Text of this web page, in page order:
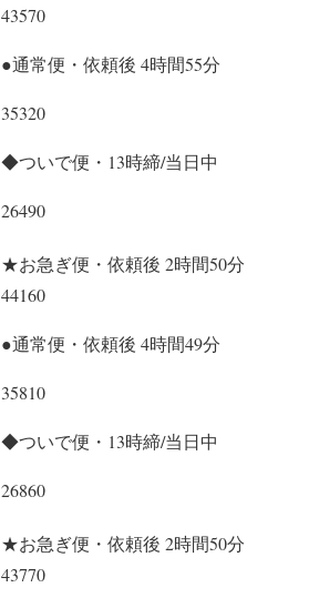
43570
●通常便・依頼後 4時間55分
35320
◆ついで便・13時締/当日中
26490
★お急ぎ便・依頼後 2時間50分
44160
●通常便・依頼後 4時間49分
35810
◆ついで便・13時締/当日中
26860
★お急ぎ便・依頼後 2時間50分
43770